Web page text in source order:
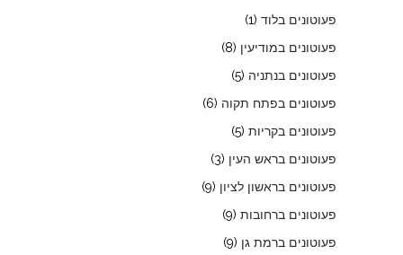
פעוטונים בלוד (1)
פעוטונים במודיעין (8)
פעוטונים בנתניה (5)
פעוטונים בפתח תקוה (6)
פעוטונים בקריות (5)
פעוטונים בראש העין (3)
פעוטונים בראשון לציון (9)
פעוטונים ברחובות (9)
פעוטונים ברמת גן (9)